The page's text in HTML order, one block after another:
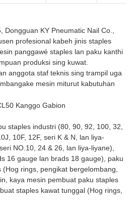
Dongguan KY Pneumatic Nail Co.,
profesional kabeh jinis staples
panggawé staples lan paku kanthi
produksi sing kuwat.
anggota staf teknis sing trampil uga
mesin miturut kabutuhan
staples industri (80, 90, 92, 100, 32,
10F, 12F, seri K & N, lan liya-
NO.10, 24 & 26, lan liya-liyane),
16 gauge lan brads 18 gauge), paku
rings, pengikat bergelombang,
kaya mesin pembuat paku staples
staples kawat tunggal (Hog rings,